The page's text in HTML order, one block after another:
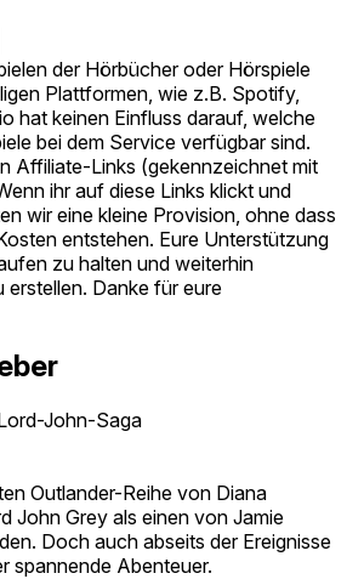
der Hörbücher oder Hörspiele
Plattformen, wie z.B. Spotify,
hat keinen Einfluss darauf, welche
bei dem Service verfügbar sind.
Affiliate-Links (gekennzeichnet mit
ihr auf diese Links klickt und
wir eine kleine Provision, ohne dass
entstehen. Eure Unterstützung
zu halten und weiterhin
Danke für eure
John-Saga
Outlander-Reihe von Diana
John Grey als einen von Jamie
Doch auch abseits der Ereignisse
spannende Abenteuer.